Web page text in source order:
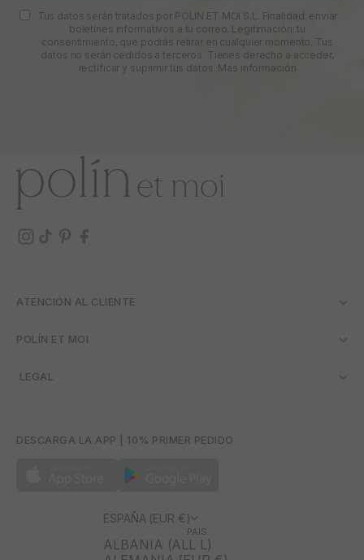
Tus datos serán tratados por POLIN ET MOI S.L. Finalidad: enviar
boletines informativos a tu correo. Legitimación: tu
consentimiento, que podrás retirar en cualquier momento. Tus
datos no serán cedidos a terceros. Tienes derecho a acceder,
rectificar y suprimir tus datos. Más información
ATENCIÓN AL CLIENTE
POLÍN ET MOI
­ LEGAL
DESCARGA LA APP | 10% PRIMER PEDIDO
ESPAÑA (EUR €)
PAÍS
ALBANIA (ALL L)